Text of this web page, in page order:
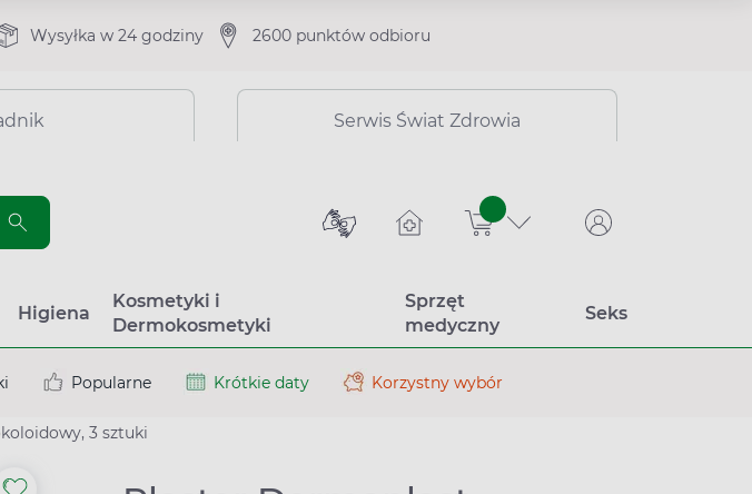
Wysyłka w 24 godziny 2600 punktów odbioru
Serwis Świat Zdrowia
sztuk
Higiena
Kosmetyki i
Dermokosmetyki
Sprzęt
medyczny
Seks
Popularne Krótkie daty Korzystny wybór
3 sztuki